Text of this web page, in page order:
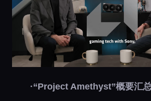
·“Project Amethyst”概要汇总